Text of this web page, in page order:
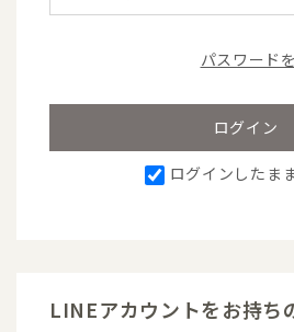
ログインしたま
パスワード
LINEアカウントをお持ち